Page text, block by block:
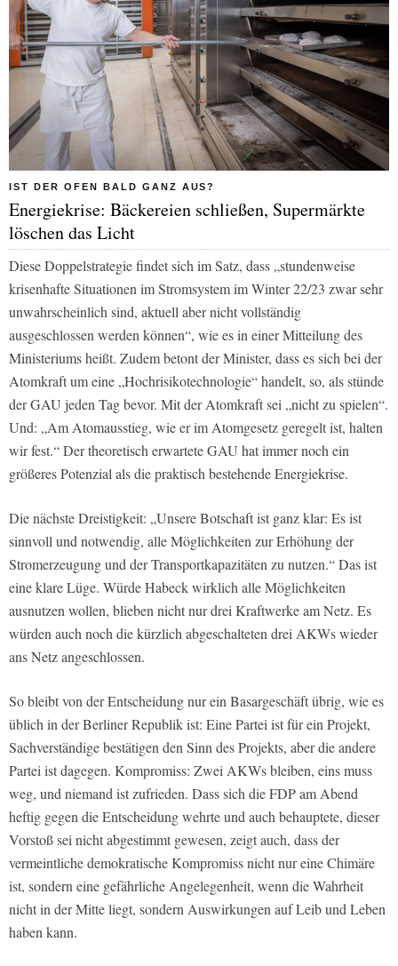
IST DER OFEN BALD GANZ AUS?
Energiekrise: Bäckereien schließen, Supermärkte
löschen das Licht
Diese Doppelstrategie findet sich im Satz, dass „stundenweise
krisenhafte Situationen im Stromsystem im Winter 22/23 zwar sehr
unwahrscheinlich sind, aktuell aber nicht vollständig
ausgeschlossen werden können“, wie es in einer Mitteilung des
Ministeriums heißt. Zudem betont der Minister, dass es sich bei der
Atomkraft um eine „Hochrisikotechnologie“ handelt, so, als stünde
der GAU jeden Tag bevor. Mit der Atomkraft sei „nicht zu spielen“.
Und: „Am Atomausstieg, wie er im Atomgesetz geregelt ist, halten
wir fest.“ Der theoretisch erwartete GAU hat immer noch ein
größeres Potenzial als die praktisch bestehende Energiekrise.
Die nächste Dreistigkeit: „Unsere Botschaft ist ganz klar: Es ist
sinnvoll und notwendig, alle Möglichkeiten zur Erhöhung der
Stromerzeugung und der Transportkapazitäten zu nutzen.“ Das ist
eine klare Lüge. Würde Habeck wirklich alle Möglichkeiten
ausnutzen wollen, blieben nicht nur drei Kraftwerke am Netz. Es
würden auch noch die kürzlich abgeschalteten drei AKWs wieder
ans Netz angeschlossen.
So bleibt von der Entscheidung nur ein Basargeschäft übrig, wie es
üblich in der Berliner Republik ist: Eine Partei ist für ein Projekt,
Sachverständige bestätigen den Sinn des Projekts, aber die andere
Partei ist dagegen. Kompromiss: Zwei AKWs bleiben, eins muss
weg, und niemand ist zufrieden. Dass sich die FDP am Abend
heftig gegen die Entscheidung wehrte und auch behauptete, dieser
Vorstoß sei nicht abgestimmt gewesen, zeigt auch, dass der
vermeintliche demokratische Kompromiss nicht nur eine Chimäre
ist, sondern eine gefährliche Angelegenheit, wenn die Wahrheit
nicht in der Mitte liegt, sondern Auswirkungen auf Leib und Leben
haben kann.